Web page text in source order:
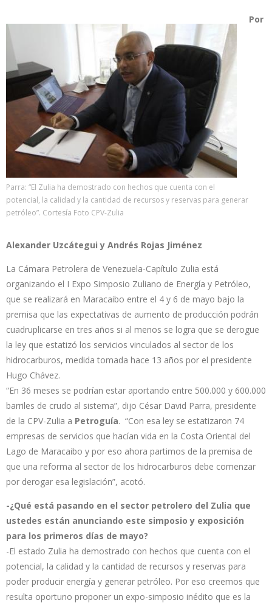
Parra: “El Zulia ha demostrado con hechos que cuenta con el
potencial, la calidad y la cantidad de recursos y reservas para generar
petróleo”. Cortesía Foto CPV-Zulia
Por
Alexander Uzcátegui y Andrés Rojas Jiménez
La Cámara Petrolera de Venezuela-Capítulo Zulia está
organizando el I Expo Simposio Zuliano de Energía y Petróleo,
que se realizará en Maracaibo entre el 4 y 6 de mayo bajo la
premisa que las expectativas de aumento de producción podrán
cuadruplicarse en tres años si al menos se logra que se derogue
la ley que estatizó los servicios vinculados al sector de los
hidrocarburos, medida tomada hace 13 años por el presidente
Hugo Chávez.
“En 36 meses se podrían estar aportando entre 500.000 y 600.000
barriles de crudo al sistema”, dijo César David Parra, presidente
de la CPV-Zulia a Petroguía. “Con esa ley se estatizaron 74
empresas de servicios que hacían vida en la Costa Oriental del
Lago de Maracaibo y por eso ahora partimos de la premisa de
que una reforma al sector de los hidrocarburos debe comenzar
por derogar esa legislación”, acotó.
-¿Qué está pasando en el sector petrolero del Zulia que
ustedes están anunciando este simposio y exposición
para los primeros días de mayo?
-El estado Zulia ha demostrado con hechos que cuenta con el
potencial, la calidad y la cantidad de recursos y reservas para
poder producir energía y generar petróleo. Por eso creemos que
resulta oportuno proponer un expo-simposio inédito que es la